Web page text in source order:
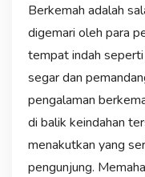
Berkemah adalah
digemari oleh para
tempat indah seperti
segar dan
pengalaman
di balik keindahan
menakutkan yang
pengunjung.